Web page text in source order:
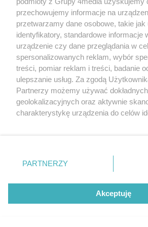
Autor artykułu:
Wiktor Zając
przechowujemy informacje na
przetwarzamy dane osobowe, takie jak
identyfikatory, standardowe informacje
urządzenie czy dane przeglądania w
spersonalizowanych reklam, wybór
treści, pomiar reklam i treści, badanie
ulepszanie usług. Za zgodą
Partnerzy możemy używać
geolokalizacyjnych oraz aktywnie
charakterystykę urządzenia do celów
zmienić/wycofać klikając przycisk
znajdujący się w lewym dolnym rogu
użytkownika, ale masz prawo
przetwarzaniu. Preferencje będą miały
PARTNERZY
Akceptuję